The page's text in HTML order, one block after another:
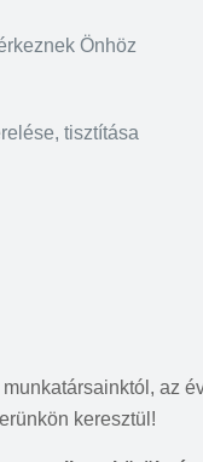
Önhöz
tisztítása
az
keresztül!